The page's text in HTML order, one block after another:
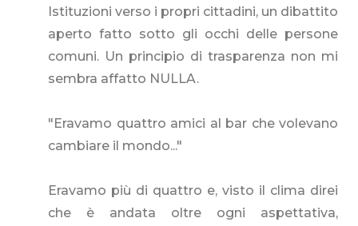
Istituzioni verso i propri cittadini, un dibattito
aperto fatto sotto gli occhi delle persone
comuni. Un principio di trasparenza non mi
sembra affatto NULLA.
"Eravamo quattro amici al bar che volevano
cambiare il mondo..."
Eravamo più di quattro e, visto il clima direi
che è andata oltre ogni aspettativa,